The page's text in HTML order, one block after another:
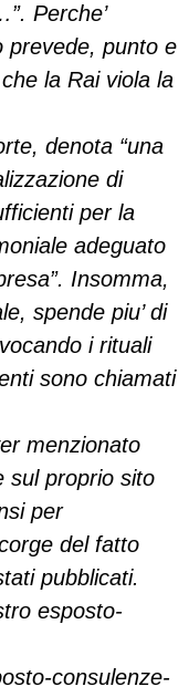
Perche’
prevede, punto e
la Rai viola la
denota “una
di
per la
adeguato
Insomma,
spende piu’ di
i rituali
sono chiamati
menzionato
sul proprio sito
per
del fatto
pubblicati.
esposto-
consulenze-